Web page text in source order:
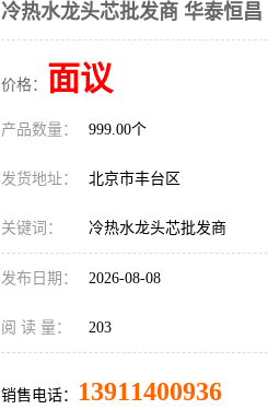
冷热水龙头芯批发商 华泰恒昌
价格： 面议
产品数量： 999.00个
发货地址： 北京市丰台区
关键词： 冷热水龙头芯批发商
发布日期： 2026-08-08
阅 读 量： 203
销售电话： 13911400936